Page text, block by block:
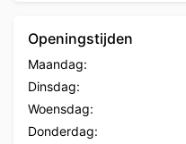
Openingstijden
Maandag:
Dinsdag:
Woensdag:
Donderdag: